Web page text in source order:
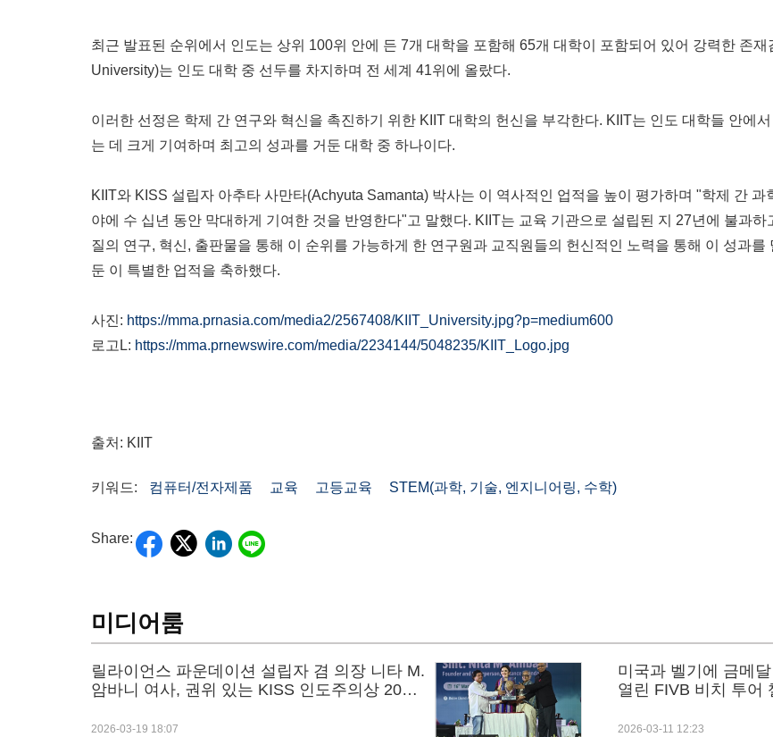
최근 발표된 순위에서 인도는 상위 100위 안에 든 7개 대학을 포함해 65개 대학이 포함되어 있어 강력한 존
University)는 인도 대학 중 선두를 차지하며 전 세계 41위에 올랐다.
이러한 선정은 학제 간 연구와 혁신을 촉진하기 위한 KIIT 대학의 헌신을 부각한다. KIIT는 인도 대학들 안에
는 데 크게 기여하며 최고의 성과를 거둔 대학 중 하나이다.
KIIT와 KISS 설립자 아추타 사만타(Achyuta Samanta) 박사는 이 역사적인 업적을 높이 평가하며 "학제 간
야에 수 십년 동안 막대하게 기여한 것을 반영한다"고 말했다. KIIT는 교육 기관으로 설립된 지 27년에 불과
질의 연구, 혁신, 출판물을 통해 이 순위를 가능하게 한 연구원과 교직원들의 헌신적인 노력을 통해 이 성과
둔 이 특별한 업적을 축하했다.
사진: https://mma.prnasia.com/media2/2567408/KIIT_University.jpg?p=medium600
로고L: https://mma.prnewswire.com/media/2234144/5048235/KIIT_Logo.jpg
출처: KIIT
키워드: 컴퓨터/전자제품 교육 고등교육 STEM(과학, 기술, 엔지니어링, 수학)
Share:
미디어룸
릴라이언스 파운데이션 설립자 겸 의장 니타 M.
암바니 여사, 권위 있는 KISS 인도주의상 2025
2026-03-19 18:07
미국과 벨기에 금메
열린 FIVB 비치 투어
2026-03-11 12:23